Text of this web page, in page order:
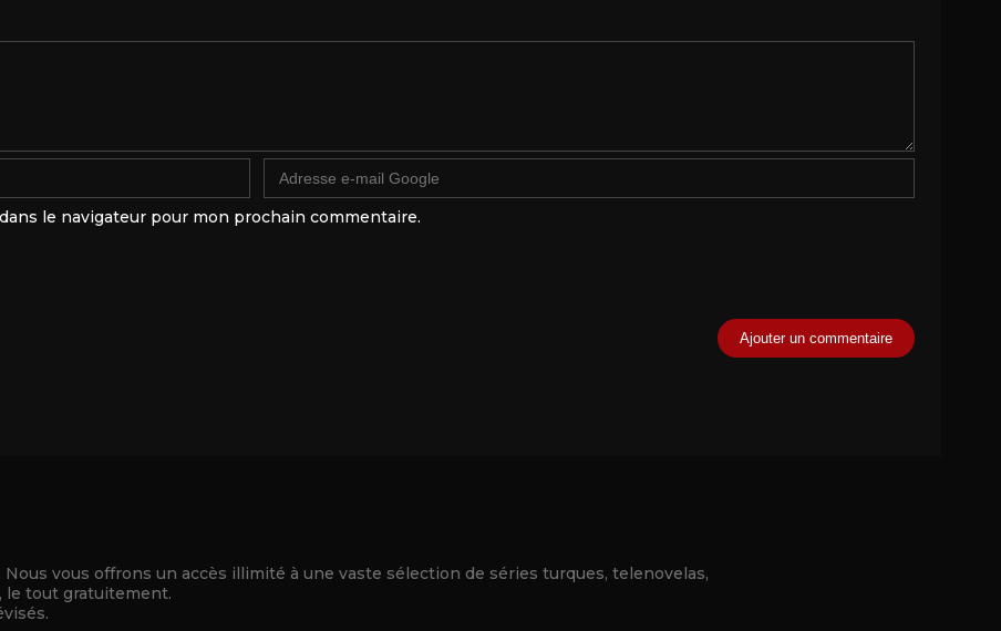
le navigateur pour mon prochain commentaire.
vous offrons un accès illimité à une vaste sélection de séries turques, telenovelas,
le tout gratuitement.